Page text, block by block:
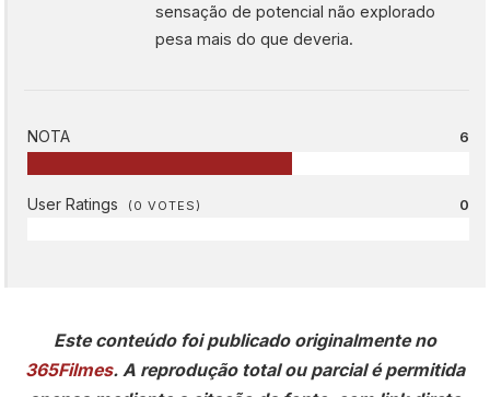
sensação de potencial não explorado
pesa mais do que deveria.
NOTA 6
User Ratings (0 VOTES) 0
Este conteúdo foi publicado originalmente no
365Filmes. A reprodução total ou parcial é permitida